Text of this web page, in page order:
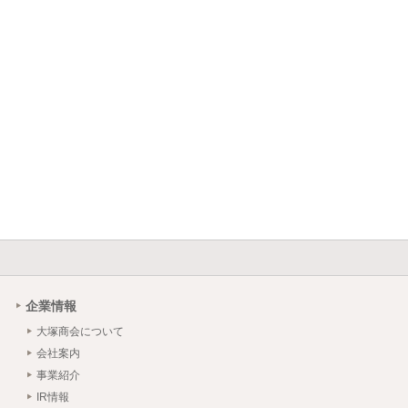
企業情報
大塚商会について
会社案内
事業紹介
IR情報